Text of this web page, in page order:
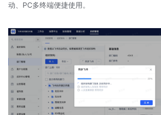
动、PC多终端便捷使用。